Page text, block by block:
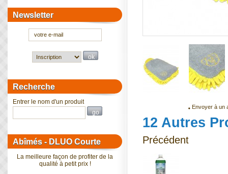
Newsletter
Recherche
Entrer le nom d'un produit
Abîmés - DLUO Courte
La meilleure façon de profiter de la
qualité à petit prix !
Envoyer à un
12 Autres
Précédent